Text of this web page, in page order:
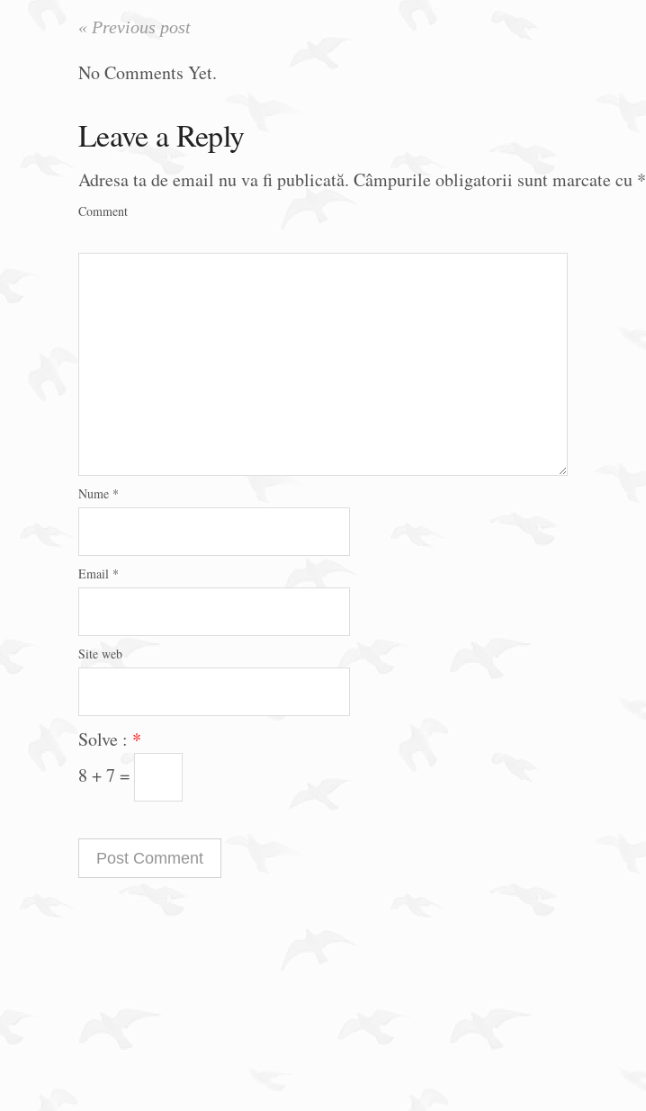
« Previous post
No Comments Yet.
Leave a Reply
Adresa ta de email nu va fi publicată. Câmpurile obligatorii sunt marcate cu *
Comment
Nume *
Email *
Site web
Solve : *
8 + 7 =